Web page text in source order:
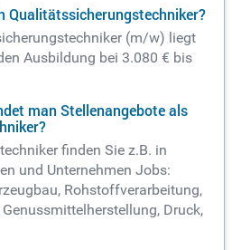
Qualitätssicherungstechniker?
(m/w) liegt
Ausbildung bei 3.080 € bis
man Stellenangebote als
finden Sie z.B. in
und Unternehmen Jobs:
Rohstoffverarbeitung,
Druck,